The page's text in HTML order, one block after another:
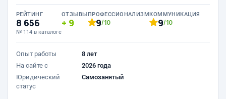
РЕЙТИНГ
8 656
№ 114 в каталоге
ОТЗЫВЫ
9
ПРОФЕССИОНАЛИЗМ
9/10
КОММУНИКАЦИЯ
9/10
Опыт работы
8 лет
На сайте с
2026 года
Юридический
статус
Самозанятый